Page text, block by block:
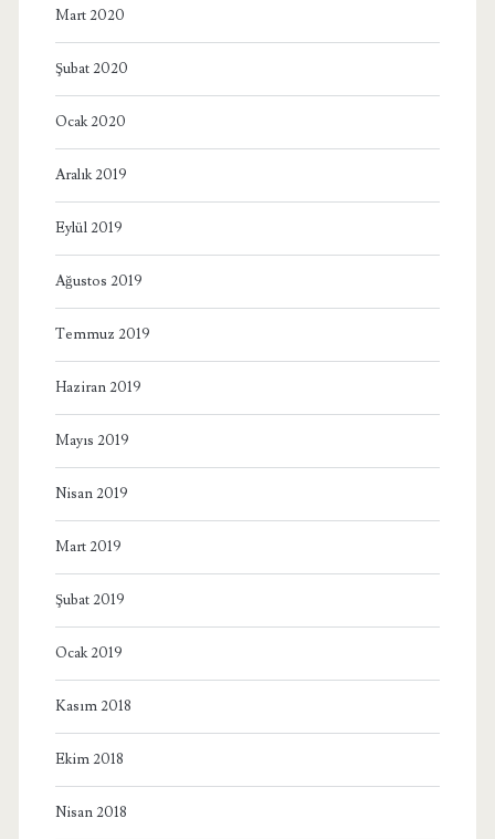
Mart 2020
Şubat 2020
Ocak 2020
Aralık 2019
Eylül 2019
Ağustos 2019
Temmuz 2019
Haziran 2019
Mayıs 2019
Nisan 2019
Mart 2019
Şubat 2019
Ocak 2019
Kasım 2018
Ekim 2018
Nisan 2018